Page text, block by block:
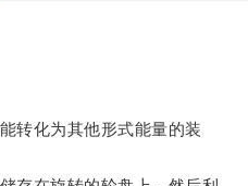
化为其他形式能量的装